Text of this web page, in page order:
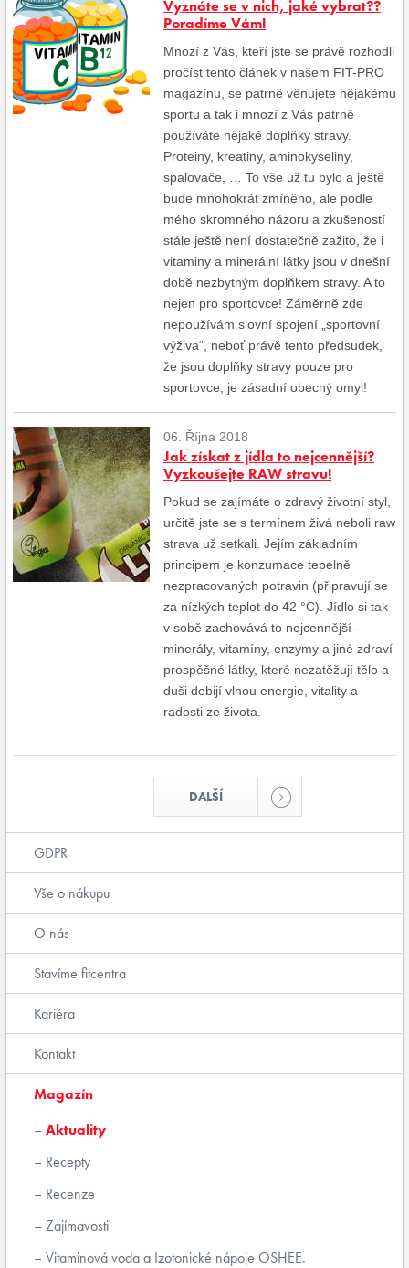
Vyznáte se v nich, jaké vybrat??
Poradíme Vám!
Mnozí z Vás, kteří jste se právě rozhodli
pročíst tento článek v našem FIT-PRO
magazínu, se patrně věnujete nějakému
sportu a tak i mnozí z Vás patrně
používáte nějaké doplňky stravy.
Proteiny, kreatiny, aminokyseliny,
spalovače, … To vše už tu bylo a ještě
bude mnohokrát zmíněno, ale podle
mého skromného názoru a zkušeností
stále ještě není dostatečně zažito, že i
vitaminy a minerální látky jsou v dnešní
době nezbytným doplňkem stravy. A to
nejen pro sportovce! Záměrně zde
nepoužívám slovní spojení „sportovní
výživa“, neboť právě tento předsudek,
že jsou doplňky stravy pouze pro
sportovce, je zásadní obecný omyl!
06. Října 2018
Jak získat z jídla to nejcennější?
Vyzkoušejte RAW stravu!
Pokud se zajímáte o zdravý životní styl,
určitě jste se s termínem živá neboli raw
strava už setkali. Jejím základním
principem je konzumace tepelně
nezpracovaných potravin (připravují se
za nízkých teplot do 42 °C). Jídlo si tak
v sobě zachovává to nejcennější -
minerály, vitamíny, enzymy a jiné zdraví
prospěšné látky, které nezatěžují tělo a
duši dobijí vlnou energie, vitality a
radosti ze života.
DALŠÍ
GDPR
Vše o nákupu
O nás
Stavíme fitcentra
Kariéra
Kontakt
Magazín
Aktuality
Recepty
Recenze
Zajímavosti
Vitaminová voda a Izotonické nápoje OSHEE.